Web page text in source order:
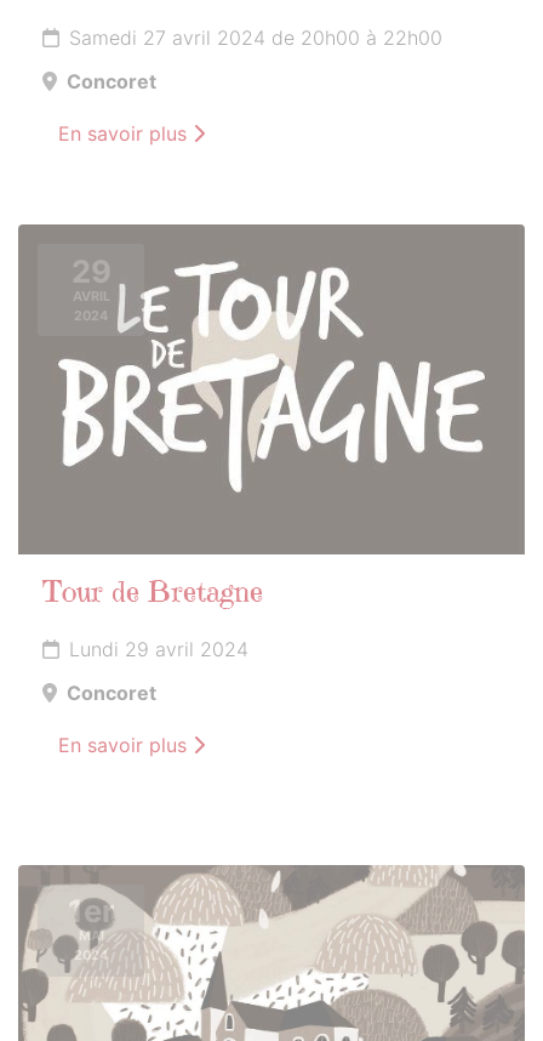
Samedi 27 avril 2024 de 20h00 à 22h00
Concoret
En savoir plus
29
AVRIL
2024
Tour de Bretagne
Lundi 29 avril 2024
Concoret
En savoir plus
1er
MAI
2024